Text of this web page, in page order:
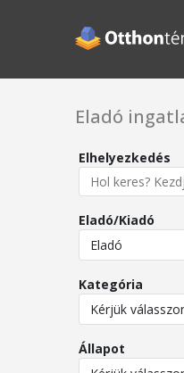
Eladó
Elhelyezkedés
Eladó/Kiadó
Kategória
Állapot